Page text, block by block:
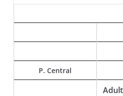
P. Central